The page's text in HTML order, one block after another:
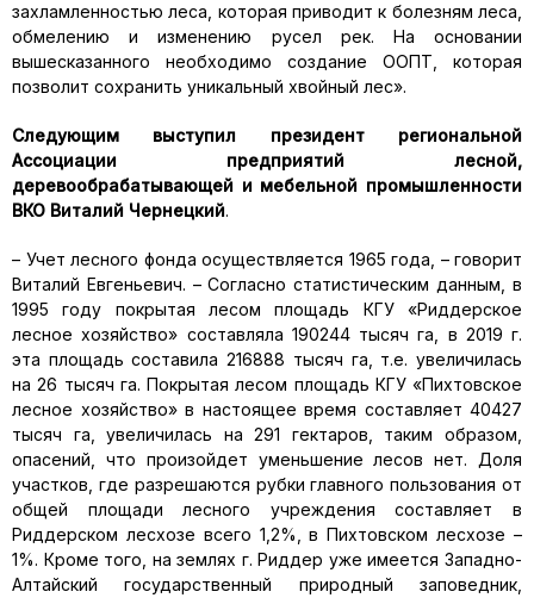
захламленностью леса, которая приводит к болезням леса,
обмелению и изменению русел рек. На основании
вышесказанного необходимо создание ООПТ, которая
позволит сохранить уникальный хвойный лес».
Следующим выступил президент региональной
Ассоциации предприятий лесной,
деревообрабатывающей и мебельной промышленности
ВКО Виталий Чернецкий.
– Учет лесного фонда осуществляется 1965 года, – говорит
Виталий Евгеньевич. – Согласно статистическим данным, в
1995 году покрытая лесом площадь КГУ «Риддерское
лесное хозяйство» составляла 190244 тысяч га, в 2019 г.
эта площадь составила 216888 тысяч га, т.е. увеличилась
на 26 тысяч га. Покрытая лесом площадь КГУ «Пихтовское
лесное хозяйство» в настоящее время составляет 40427
тысяч га, увеличилась на 291 гектаров, таким образом,
опасений, что произойдет уменьшение лесов нет. Доля
участков, где разрешаются рубки главного пользования от
общей площади лесного учреждения составляет в
Риддерском лесхозе всего 1,2%, в Пихтовском лесхозе –
1%. Кроме того, на землях г. Риддер уже имеется Западно-
Алтайский государственный природный заповедник,